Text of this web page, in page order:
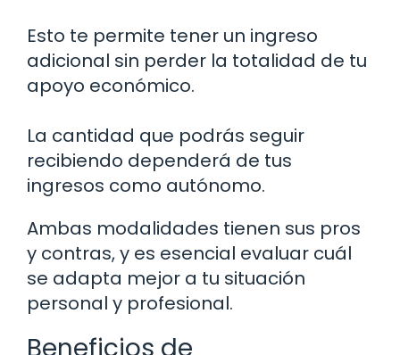
Esto te permite tener un ingreso
adicional sin perder la totalidad de tu
apoyo económico.
La cantidad que podrás seguir
recibiendo dependerá de tus
ingresos como autónomo.
Ambas modalidades tienen sus pros
y contras, y es esencial evaluar cuál
se adapta mejor a tu situación
personal y profesional.